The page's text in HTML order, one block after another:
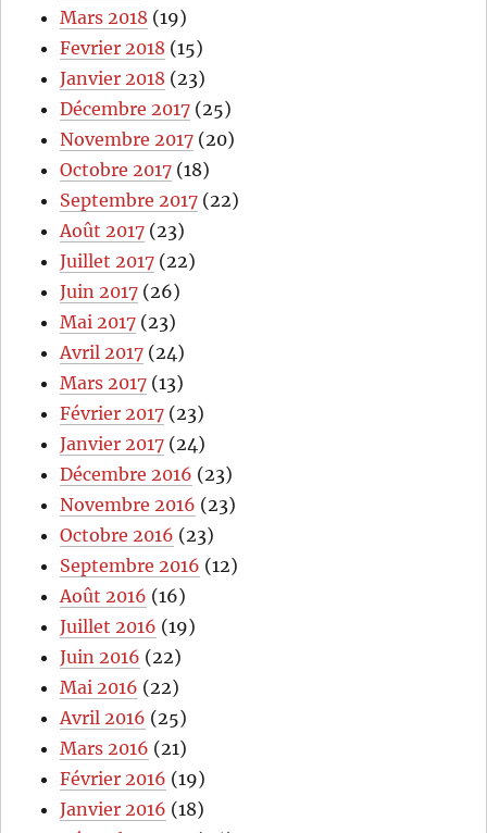
Mars 2018 (19)
Fevrier 2018 (15)
Janvier 2018 (23)
Décembre 2017 (25)
Novembre 2017 (20)
Octobre 2017 (18)
Septembre 2017 (22)
Août 2017 (23)
Juillet 2017 (22)
Juin 2017 (26)
Mai 2017 (23)
Avril 2017 (24)
Mars 2017 (13)
Février 2017 (23)
Janvier 2017 (24)
Décembre 2016 (23)
Novembre 2016 (23)
Octobre 2016 (23)
Septembre 2016 (12)
Août 2016 (16)
Juillet 2016 (19)
Juin 2016 (22)
Mai 2016 (22)
Avril 2016 (25)
Mars 2016 (21)
Février 2016 (19)
Janvier 2016 (18)